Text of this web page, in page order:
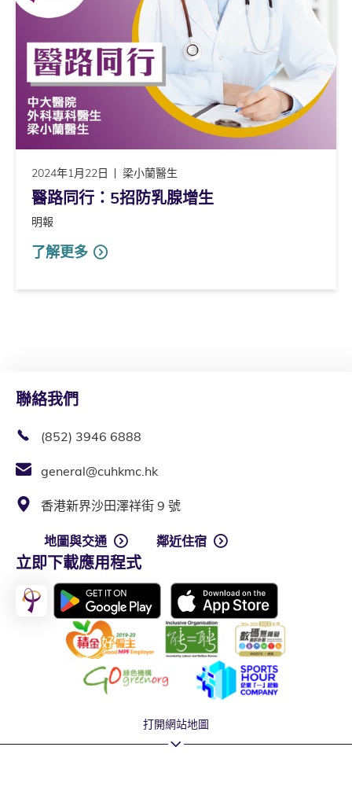
2024年1月22日 梁小蘭醫生
醫路同行：5招防乳腺增生
明報
了解更多
聯絡我們
(852) 3946 6888
general@cuhkmc.hk
香港新界沙田澤祥街 9 號
地圖與交通 鄰近住宿
立即下載應用程式
打開網站地圖